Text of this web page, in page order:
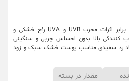
SPF مناسب جهت محافظت در برابر اثرات مخرب UVB و UVA رفع خشکی و
کنندگی بالا بدون احساس چربی و سنگینی
رد سفیدی مناسب پوست خشک سبک و زود
مقدار در بسته